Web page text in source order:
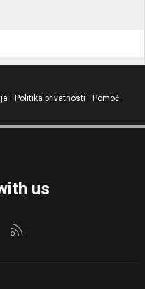
Politika privatnosti
Pomoć
us
nas